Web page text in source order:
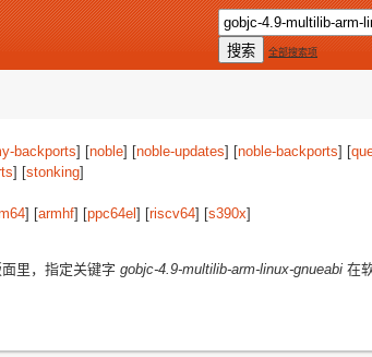
全部搜索项
backports] [noble] [noble-updates] [noble-backports] [
] [stonking]
] [armhf] [ppc64el ] [riscv64] [s390x]
里，指定关键字 gobjc-4.9-multilib-arm-linux-gnueabi 在